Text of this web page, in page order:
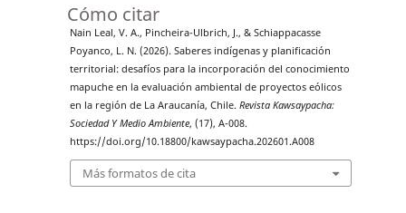
Cómo citar
Nain Leal, V. A., Pincheira-Ulbrich, J., & Schiappacasse
Poyanco, L. N. (2026). Saberes indígenas y planificación
territorial: desafíos para la incorporación del conocimiento
mapuche en la evaluación ambiental de proyectos eólicos
en la región de La Araucanía, Chile. Revista Kawsaypacha:
Sociedad Y Medio Ambiente, (17), A-008.
https://doi.org/10.18800/kawsaypacha.202601.A008
Más formatos de cita